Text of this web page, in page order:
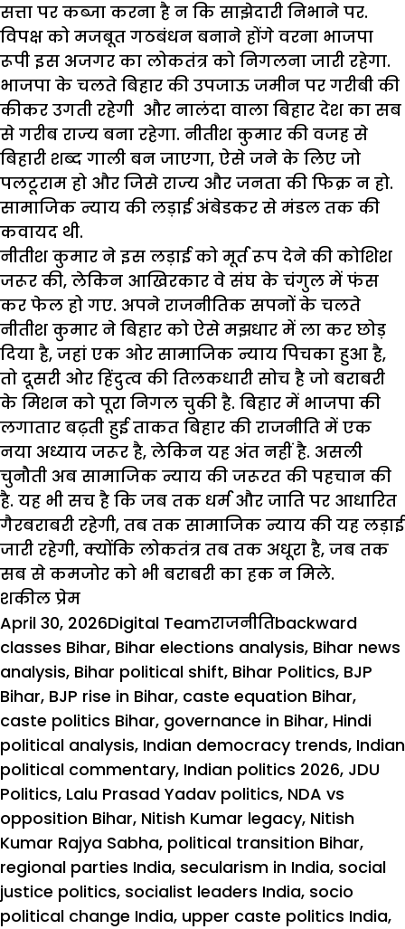
सत्ता पर कब्जा करना है न कि साझेदारी निभाने पर.
विपक्ष को मजबूत गठबंधन बनाने होंगे वरना भाजपा
रूपी इस अजगर का लोकतंत्र को निगलना जारी रहेगा.
भाजपा के चलते बिहार की उपजाऊ जमीन पर गरीबी की
कीकर उगती रहेगी और नालंदा वाला बिहार देश का सब
से गरीब राज्य बना रहेगा. नीतीश कुमार की वजह से
बिहारी शब्द गाली बन जाएगा, ऐसे जने के लिए जो
पलटूराम हो और जिसे राज्य और जनता की फिक्र न हो.
सामाजिक न्याय की लड़ाई अंबेडकर से मंडल तक की
कवायद थी.
नीतीश कुमार ने इस लड़ाई को मूर्त रूप देने की कोशिश
जरूर की, लेकिन आखिरकार वे संघ के चंगुल में फंस
कर फेल हो गए. अपने राजनीतिक सपनों के चलते
नीतीश कुमार ने बिहार को ऐसे मझधार में ला कर छोड़
दिया है, जहां एक ओर सामाजिक न्याय पिचका हुआ है,
तो दूसरी ओर हिंदुत्व की तिलकधारी सोच है जो बराबरी
के मिशन को पूरा निगल चुकी है. बिहार में भाजपा की
लगातार बढ़ती हुई ताकत बिहार की राजनीति में एक
नया अध्याय जरूर है, लेकिन यह अंत नहीं है. असली
चुनौती अब सामाजिक न्याय की जरूरत की पहचान की
है. यह भी सच है कि जब तक धर्म और जाति पर आधारित
गैरबराबरी रहेगी, तब तक सामाजिक न्याय की यह लड़ाई
जारी रहेगी, क्योंकि लोकतंत्र तब तक अधूरा है, जब तक
सब से कमजोर को भी बराबरी का हक न मिले.
शकील प्रेम
Posted
on
April 30, 2026Author
Digital TeamCategories
राजनीतिTags
backward
classes Bihar, Bihar elections analysis, Bihar news
analysis, Bihar political shift, Bihar Politics, BJP
Bihar, BJP rise in Bihar, caste equation Bihar,
caste politics Bihar, governance in Bihar, Hindi
political analysis, Indian democracy trends, Indian
political commentary, Indian politics 2026, JDU
Politics, Lalu Prasad Yadav politics, NDA vs
opposition Bihar, Nitish Kumar legacy, Nitish
Kumar Rajya Sabha, political transition Bihar,
regional parties India, secularism in India, social
justice politics, socialist leaders India, socio
political change India, upper caste politics India,